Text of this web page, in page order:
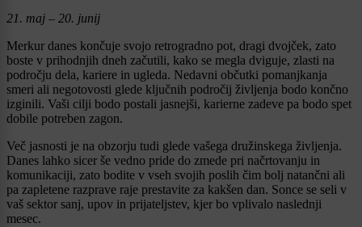
21. maj – 20. junij
Merkur danes končuje svojo retrogradno pot, dragi dvojček, zato
boste v prihodnjih dneh začutili, kako se megla dviguje, zlasti na
področju dela, kariere in ugleda. Nedavni občutki pomanjkanja
smeri ali negotovosti glede ključnih področij življenja bodo končno
izginili. Vaši cilji bodo postali jasnejši, karierne zadeve pa bodo spet
dobile potreben zagon.
Več jasnosti je na obzorju tudi glede vašega družinskega življenja.
Danes lahko sicer še vedno pride do zmede pri načrtovanju in
komunikaciji, zato bodite v vseh svojih poslih čim bolj natančni ali
pa zapletene razprave raje prestavite za kakšen dan. Sonce se seli v
vaš sektor sanj, upov in prijateljstev, kjer bo vplivalo naslednji
mesec.